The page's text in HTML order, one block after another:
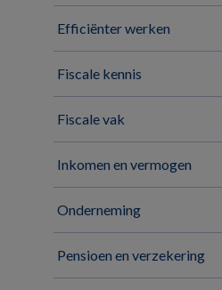
Efficiënter werken
Fiscale kennis
Fiscale vak
Inkomen en vermogen
Onderneming
Pensioen en verzekering